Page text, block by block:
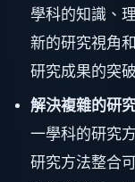
學科的知識、
新的研究視角
研究成果的突破
解決複雜的研
一學科的研究
研究方法整合